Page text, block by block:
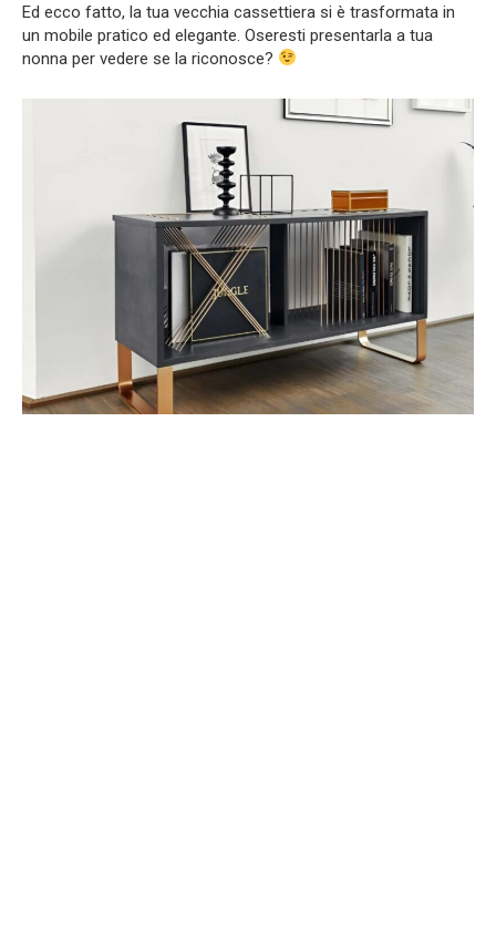
Ed ecco fatto, la tua vecchia cassettiera si è trasformata in
un mobile pratico ed elegante. Oseresti presentarla a tua
nonna per vedere se la riconosce?